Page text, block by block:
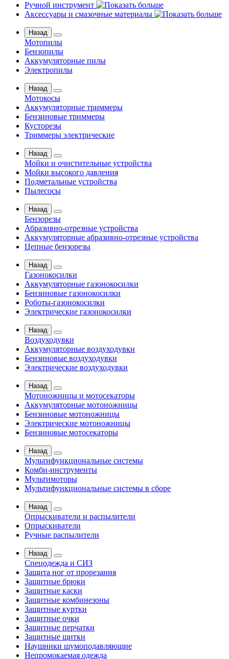
Ручной инструмент
Аксессуары и смазочные материалы
Назад
Мотопилы
Бензопилы
Аккумуляторные пилы
Электропилы
Назад
Мотокосы
Аккумуляторные триммеры
Бензиновые триммеры
Кусторезы
Триммеры электрические
Назад
Мойки и очистительные устройства
Мойки высокого давления
Подметальные устройства
Пылесосы
Назад
Бензорезы
Абразивно-отрезные устройства
Аккумуляторные абразивно-отрезные устройства
Цепные бензорезы
Назад
Газонокосилки
Аккумуляторные газонокосилки
Бензиновые газонокосилки
Роботы-газонокосилки
Электрические газонокосилки
Назад
Воздуходувки
Аккумуляторные воздуходувки
Бензиновые воздуходувки
Электрические воздуходувки
Назад
Мотоножницы и мотосекаторы
Аккумуляторные мотоножницы
Бензиновые мотоножницы
Электрические мотоножницы
Бензиновые мотосекаторы
Назад
Мультифункциональные системы
Комби-инструменты
Мультимоторы
Мультифункциональные системы в сборе
Назад
Опрыскиватели и распылители
Опрыскиватели
Ручные распылители
Назад
Спецодежда и СИЗ
Защита ног от прорезания
Защитные брюки
Защитные каски
Защитные комбинезоны
Защитные куртки
Защитные очки
Защитные перчатки
Защитные щитки
Наушники шумоподавляющие
Непромокаемая одежда